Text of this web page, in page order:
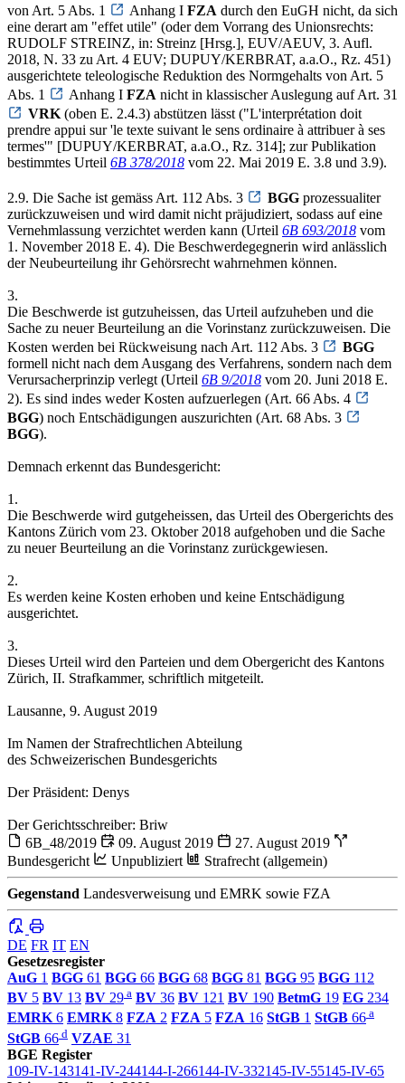
von Art. 5 Abs. 1
Anhang I FZA durch den EuGH nicht, da sich
eine derart am "effet utile" (oder dem Vorrang des Unionsrechts:
RUDOLF STREINZ, in: Streinz [Hrsg.], EUV/AEUV, 3. Aufl.
2018, N. 33 zu Art. 4 EUV; DUPUY/KERBRAT, a.a.O., Rz. 451)
ausgerichtete teleologische Reduktion des Normgehalts von Art. 5
Abs. 1
Anhang I FZA nicht in klassischer Auslegung auf Art. 31
VRK (oben E. 2.4.3) abstützen lässt ("L'interprétation doit
prendre appui sur 'le texte suivant le sens ordinaire à attribuer à ses
termes'" [DUPUY/KERBRAT, a.a.O., Rz. 314]; zur Publikation
bestimmtes Urteil 6B 378/2018 vom 22. Mai 2019 E. 3.8 und 3.9).
2.9. Die Sache ist gemäss Art. 112 Abs. 3 BGG prozessualiter
zurückzuweisen und wird damit nicht präjudiziert, sodass auf eine
Vernehmlassung verzichtet werden kann (Urteil 6B 693/2018 vom
1. November 2018 E. 4). Die Beschwerdegegnerin wird anlässlich
der Neubeurteilung ihr Gehörsrecht wahrnehmen können.
3.
Die Beschwerde ist gutzuheissen, das Urteil aufzuheben und die
Sache zu neuer Beurteilung an die Vorinstanz zurückzuweisen. Die
Kosten werden bei Rückweisung nach Art. 112 Abs. 3
BGG
formell nicht nach dem Ausgang des Verfahrens, sondern nach dem
Verursacherprinzip verlegt (Urteil 6B 9/2018 vom 20. Juni 2018 E.
2). Es sind indes weder Kosten aufzuerlegen (Art. 66 Abs. 4
BGG) noch Entschädigungen auszurichten (Art. 68 Abs. 3
BGG).
Demnach erkennt das Bundesgericht:
1.
Die Beschwerde wird gutgeheissen, das Urteil des Obergerichts des
Kantons Zürich vom 23. Oktober 2018 aufgehoben und die Sache
zu neuer Beurteilung an die Vorinstanz zurückgewiesen.
2.
Es werden keine Kosten erhoben und keine Entschädigung
ausgerichtet.
3.
Dieses Urteil wird den Parteien und dem Obergericht des Kantons
Zürich, II. Strafkammer, schriftlich mitgeteilt.
Lausanne, 9. August 2019
Im Namen der Strafrechtlichen Abteilung
des Schweizerischen Bundesgerichts
Der Präsident: Denys
Der Gerichtsschreiber: Briw
6B_48/2019
09. August 2019
27. August 2019
Bundesgericht
Unpubliziert Strafrecht (allgemein)
Gegenstand Landesverweisung und EMRK sowie FZA
DE FR IT EN
Gesetzesregister
AuG 1 BGG 61 BGG 66 BGG 68 BGG 81 BGG 95 BGG 112
BV 5 BV 13 BV 29 a BV 36 BV 121 BV 190 BetmG 19 EG 234
EMRK6 EMRK8 FZA 2 FZA 5 FZA 16 StGB 1 StGB 66 a
StGB 66 d VZAE 31
BGE Register
109-IV-143141-IV-244144-I-266144-IV-332145-IV-55145-IV-65